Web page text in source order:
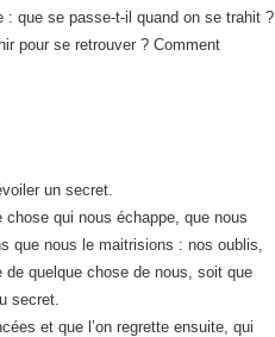
: que se passe-t-il quand on se trahit ?
pour se retrouver ? Comment
un secret.
chose qui nous échappe, que nous
que nous le maitrisions : nos oublis,
quelque chose de nous, soit que
secret.
et que l’on regrette ensuite, qui